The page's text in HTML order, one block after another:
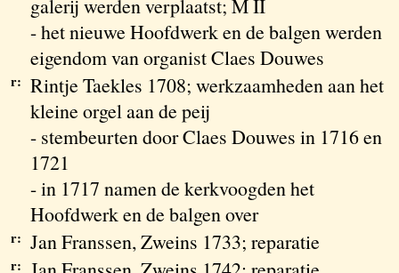
galerij werden verplaatst; M II
- het nieuwe Hoofdwerk en de balgen werden
eigendom van organist Claes Douwes
r: Rintje Taekles 1708; werkzaamheden aan het
kleine orgel aan de peij
- stembeurten door Claes Douwes in 1716 en
1721
- in 1717 namen de kerkvoogden het
Hoofdwerk en de balgen over
r: Jan Franssen, Zweins 1733; reparatie
r: